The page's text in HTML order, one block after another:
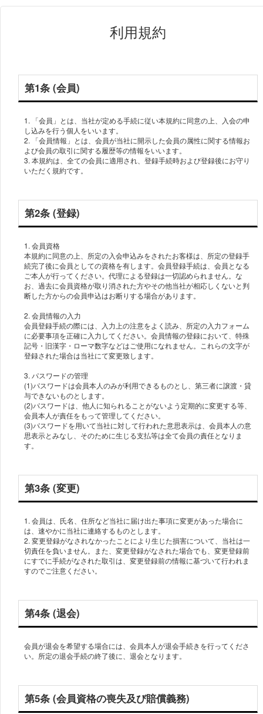
利用規約
第1条 (会員)
1. 「会員」とは、当社が定める手続に従い本規約に同意の上、入会の申
し込みを行う個人をいいます。
2. 「会員情報」とは、会員が当社に開示した会員の属性に関する情報お
よび会員の取引に関する履歴等の情報をいいます。
3. 本規約は、全ての会員に適用され、登録手続時および登録後にお守り
いただく規約です。
第2条 (登録)
1. 会員資格
本規約に同意の上、所定の入会申込みをされたお客様は、所定の登録手
続完了後に会員としての資格を有します。会員登録手続は、会員となる
ご本人が行ってください。代理による登録は一切認められません。な
お、過去に会員資格が取り消された方やその他当社が相応しくないと判
断した方からの会員申込はお断りする場合があります。
2. 会員情報の入力
会員登録手続の際には、入力上の注意をよく読み、所定の入力フォーム
に必要事項を正確に入力してください。会員情報の登録において、特殊
記号・旧漢字・ローマ数字などはご使用になれません。これらの文字が
登録された場合は当社にて変更致します。
3. パスワードの管理
(1)パスワードは会員本人のみが利用できるものとし、第三者に譲渡・貸
与できないものとします。
(2)パスワードは、他人に知られることがないよう定期的に変更する等、
会員本人が責任をもって管理してください。
(3)パスワードを用いて当社に対して行われた意思表示は、会員本人の意
思表示とみなし、そのために生じる支払等は全て会員の責任となりま
す。
第3条 (変更)
1. 会員は、氏名、住所など当社に届け出た事項に変更があった場合に
は、速やかに当社に連絡するものとします。
2. 変更登録がなされなかったことにより生じた損害について、当社は一
切責任を負いません。また、変更登録がなされた場合でも、変更登録前
にすでに手続がなされた取引は、変更登録前の情報に基づいて行われま
すのでご注意ください。
第4条 (退会)
会員が退会を希望する場合には、会員本人が退会手続きを行ってくださ
い。所定の退会手続の終了後に、退会となります。
第5条 (会員資格の喪失及び賠償義務)